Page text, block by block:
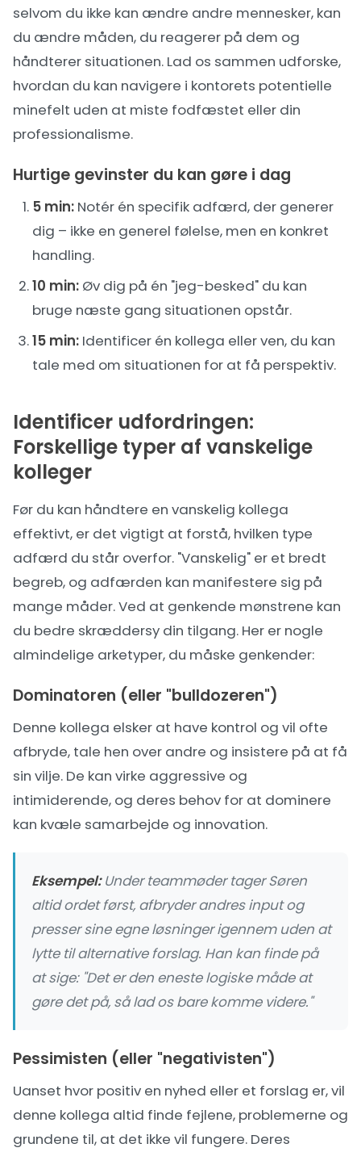
selvom du ikke kan ændre andre mennesker, kan
du ændre måden, du reagerer på dem og
håndterer situationen. Lad os sammen udforske,
hvordan du kan navigere i kontorets potentielle
minefelt uden at miste fodfæstet eller din
professionalisme.
Hurtige gevinster du kan gøre i dag
5 min: Notér én specifik adfærd, der generer
dig – ikke en generel følelse, men en konkret
handling.
10 min: Øv dig på én "jeg-besked" du kan
bruge næste gang situationen opstår.
15 min: Identificer én kollega eller ven, du kan
tale med om situationen for at få perspektiv.
Identificer udfordringen:
Forskellige typer af vanskelige
kolleger
Før du kan håndtere en vanskelig kollega
effektivt, er det vigtigt at forstå, hvilken type
adfærd du står overfor. "Vanskelig" er et bredt
begreb, og adfærden kan manifestere sig på
mange måder. Ved at genkende mønstrene kan
du bedre skræddersy din tilgang. Her er nogle
almindelige arketyper, du måske genkender:
Dominatoren (eller "bulldozeren")
Denne kollega elsker at have kontrol og vil ofte
afbryde, tale hen over andre og insistere på at få
sin vilje. De kan virke aggressive og
intimiderende, og deres behov for at dominere
kan kvæle samarbejde og innovation.
Eksempel:Under teammøder tager Søren
altid ordet først, afbryder andres input og
presser sine egne løsninger igennem uden at
lytte til alternative forslag. Han kan finde på
at sige: "Det er den eneste logiske måde at
gøre det på, så lad os bare komme videre."
Pessimisten (eller "negativisten")
Uanset hvor positiv en nyhed eller et forslag er, vil
denne kollega altid finde fejlene, problemerne og
grundene til, at det ikke vil fungere. Deres